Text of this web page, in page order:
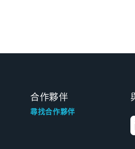
合作夥伴
尋找合作夥伴